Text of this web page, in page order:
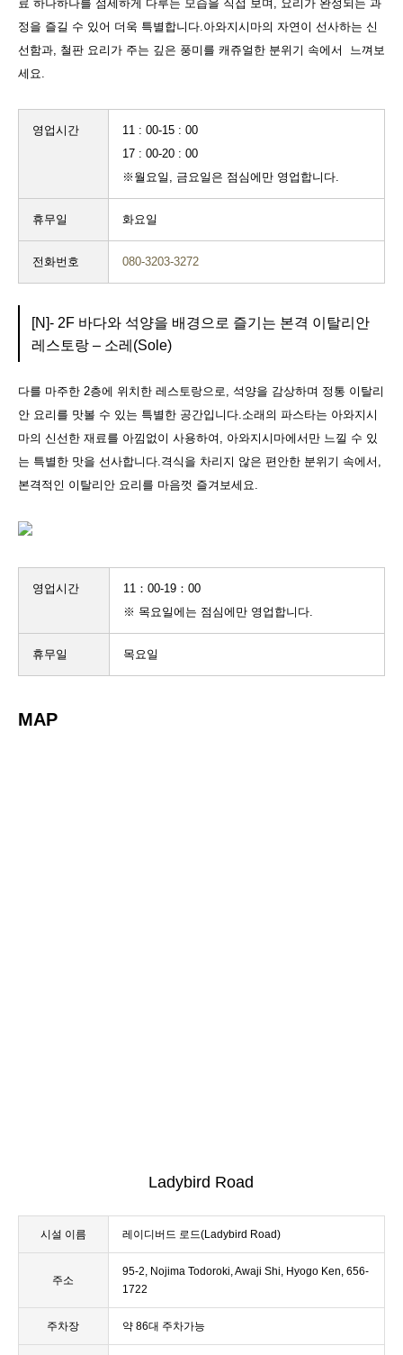
료 하나하나를 섬세하게 다루는 모습을 직접 보며, 요리가 완성되는 과
정을 즐길 수 있어 더욱 특별합니다.아와지시마의 자연이 선사하는 신
선함과, 철판 요리가 주는 깊은 풍미를 캐쥬얼한 분위기 속에서 느껴보
세요.
영업시간
11 : 00-15 : 00
17 : 00-20 : 00
※월요일, 금요일은 점심에만 영업합니다.
휴무일 화요일
전화번호 080-3203-3272
[N]- 2F 바다와 석양을 배경으로 즐기는 본격 이탈리안
레스토랑 – 소레(Sole)
다를 마주한 2층에 위치한 레스토랑으로, 석양을 감상하며 정통 이탈리
안 요리를 맛볼 수 있는 특별한 공간입니다.소래의 파스타는 아와지시
마의 신선한 재료를 아낌없이 사용하여, 아와지시마에서만 느낄 수 있
는 특별한 맛을 선사합니다.격식을 차리지 않은 편안한 분위기 속에서,
본격적인 이탈리안 요리를 마음껏 즐겨보세요.
영업시간
11：00-19：00
※ 목요일에는 점심에만 영업합니다.
휴무일 목요일
MAP
Ladybird Road
시설 이름 레이디버드 로드(Ladybird Road)
주소
95-2, Nojima Todoroki, Awaji Shi, Hyogo Ken, 656-
1722
주차장 약 86대 주차가능